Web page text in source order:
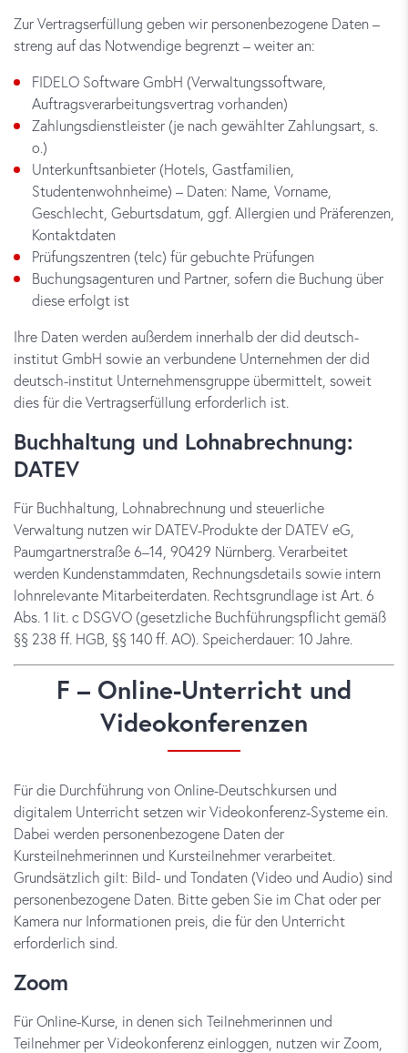
Zur Vertragserfüllung geben wir personenbezogene Daten –
streng auf das Notwendige begrenzt – weiter an:
FIDELO Software GmbH (Verwaltungssoftware,
Auftragsverarbeitungsvertrag vorhanden)
Zahlungsdienstleister (je nach gewählter Zahlungsart, s.
o.)
Unterkunftsanbieter (Hotels, Gastfamilien,
Studentenwohnheime) – Daten: Name, Vorname,
Geschlecht, Geburtsdatum, ggf. Allergien und Präferenzen,
Kontaktdaten
Prüfungszentren (telc) für gebuchte Prüfungen
Buchungsagenturen und Partner, sofern die Buchung über
diese erfolgt ist
Ihre Daten werden außerdem innerhalb der did deutsch-
institut GmbH sowie an verbundene Unternehmen der did
deutsch-institut Unternehmensgruppe übermittelt, soweit
dies für die Vertragserfüllung erforderlich ist.
Buchhaltung und Lohnabrechnung:
DATEV
Für Buchhaltung, Lohnabrechnung und steuerliche
Verwaltung nutzen wir DATEV-Produkte der DATEV eG,
Paumgartnerstraße 6–14, 90429 Nürnberg. Verarbeitet
werden Kundenstammdaten, Rechnungsdetails sowie intern
lohnrelevante Mitarbeiterdaten. Rechtsgrundlage ist Art. 6
Abs. 1 lit. c DSGVO (gesetzliche Buchführungspflicht gemäß
§§ 238 ff. HGB, §§ 140 ff. AO). Speicherdauer: 10 Jahre.
F – Online-Unterricht und
Videokonferenzen
Für die Durchführung von Online-Deutschkursen und
digitalem Unterricht setzen wir Videokonferenz-Systeme ein.
Dabei werden personenbezogene Daten der
Kursteilnehmerinnen und Kursteilnehmer verarbeitet.
Grundsätzlich gilt: Bild- und Tondaten (Video und Audio) sind
personenbezogene Daten. Bitte geben Sie im Chat oder per
Kamera nur Informationen preis, die für den Unterricht
erforderlich sind.
Zoom
Für Online-Kurse, in denen sich Teilnehmerinnen und
Teilnehmer per Videokonferenz einloggen, nutzen wir Zoom,